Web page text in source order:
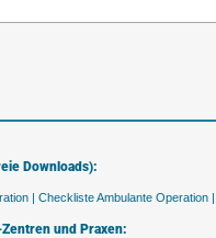
Downloads):
| Checkliste Ambulante Operation |
und Praxen: